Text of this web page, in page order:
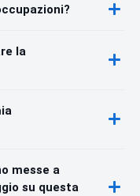
la
messe a
su questa